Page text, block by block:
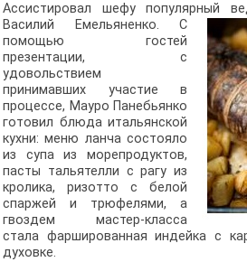
Ассистировал шефу популярный
Василий Емельяненко.С
помощью гостей
презентации, с
удовольствием
принимавших участие в
процессе, Мауро Панебьянко
готовил блюда итальянской
кухни: меню ланча состояло
из супа из морепродуктов,
пасты тальятелли с рагу из
кролика, ризотто с белой
спаржей и трюфелями, а
гвоздем мастер-класса
стала фаршированная индейка с
духовке.